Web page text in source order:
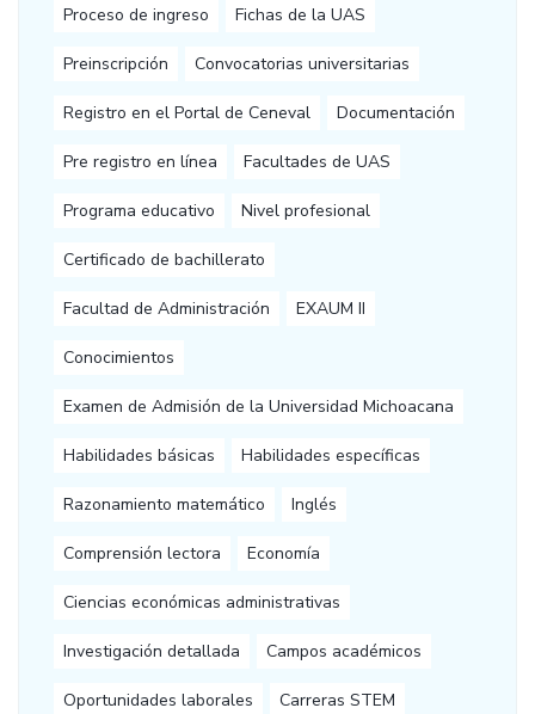
Proceso de ingreso Fichas de la UAS
Preinscripción Convocatorias universitarias
Registro en el Portal de Ceneval Documentación
Pre registro en línea Facultades de UAS
Programa educativo Nivel profesional
Certificado de bachillerato
Facultad de Administración EXAUM II
Conocimientos
Examen de Admisión de la Universidad Michoacana
Habilidades básicas Habilidades específicas
Razonamiento matemático Inglés
Comprensión lectora Economía
Ciencias económicas administrativas
Investigación detallada Campos académicos
Oportunidades laborales Carreras STEM